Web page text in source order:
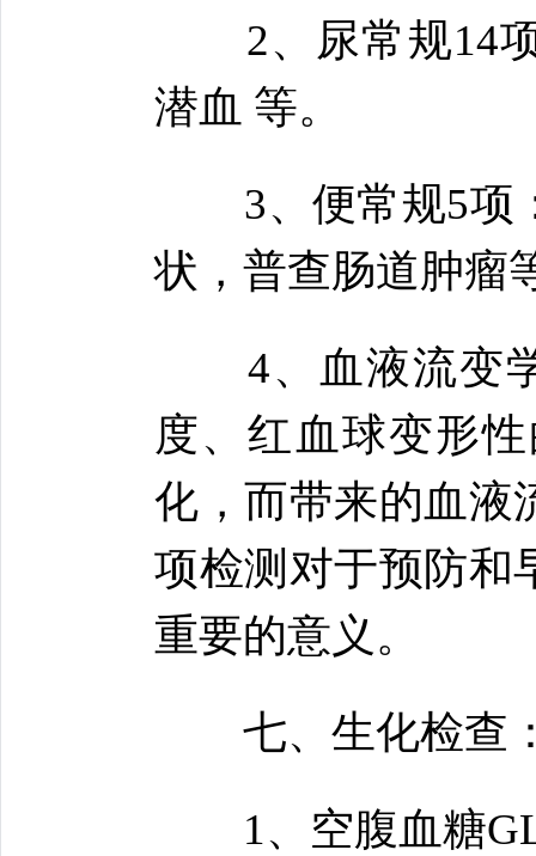
2、尿常规14项
潜血 等。
3、便常规5项：
状，普查肠道肿瘤
4、血液流变学
度、红血球变形
化，而带来的血液
项检测对于预防和
重要的意义。
七、生化检查
1、空腹血糖